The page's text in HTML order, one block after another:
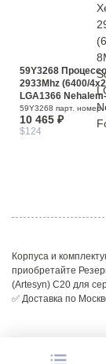
59Y3268
2933Mhz (6400/
LGA1366
59Y3268 парт. номер
10 465 ₽
$124
Корпуса и
приобретайте
(Artesyn) C20 для
✅ Доставка по